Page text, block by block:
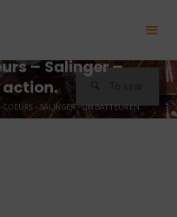
for:
– Salinger –
action.
COEURS – SALINGER – UN BATTEUR EN